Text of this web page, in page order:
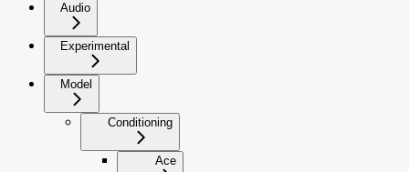
Audio
Experimental
Model
Conditioning
Ace